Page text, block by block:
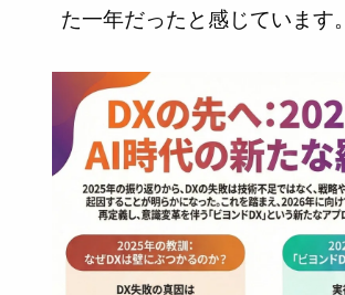
た一年だったと感じています。